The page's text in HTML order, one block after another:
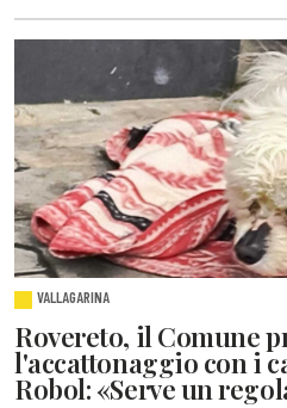
VALLAGARINA
Rovereto, il Comune
l'accattonaggio con i
Robol: «Serve un